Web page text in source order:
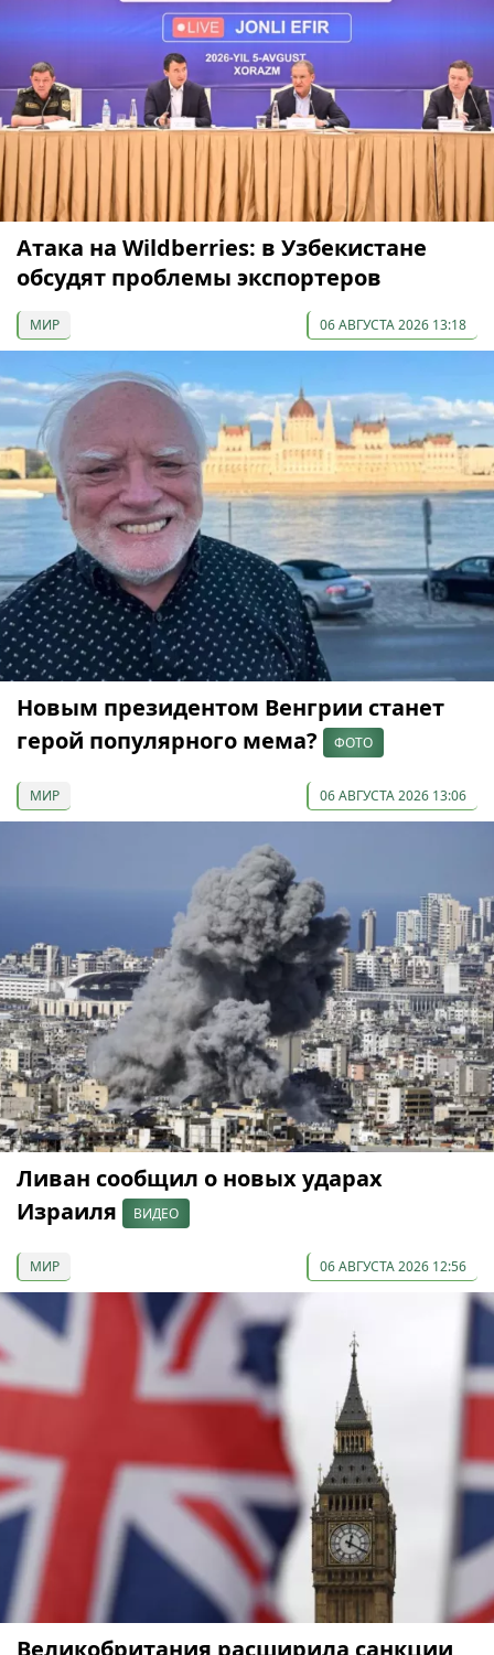
Атака на Wildberries: в Узбекистане
обсудят проблемы экспортеров
МИР 06 АВГУСТА 2026 13:18
Новым президентом Венгрии станет
герой популярного мема?
ФОТО
МИР 06 АВГУСТА 2026 13:06
Ливан сообщил о новых ударах
Израиля
ВИДЕО
МИР 06 АВГУСТА 2026 12:56
Великобритания расширила санкции